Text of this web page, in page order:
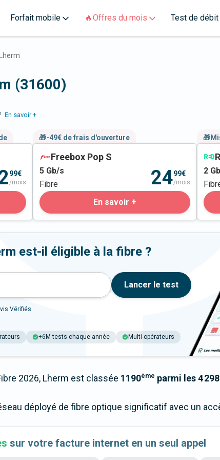
Forfait mobile 🔥Offres du mois Test de débit
(31600)
En savoir +
99€
/mois
🎁-49€ de frais d'ouverture
Freebox Pop S
5 Gb/s
Fibre
2499€
/mois
En savoir +
2
est-il éligible à la fibre ?
Lancer le test
Vérifiés
+6M tests chaque année Multi-opérateurs
2026, Lherm est classée 1190ème parmi les 4
déployé de fibre optique significatif avec un
sur votre facture internet en un seul appel